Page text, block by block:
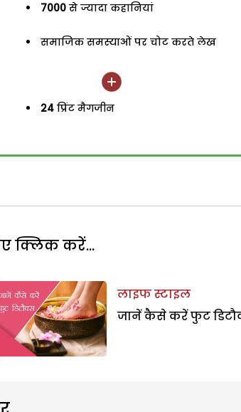
7000 से ज्यादा कहानियां
समाजिक समस्याओं पर चोट करते लेख
24 प्रिंट मैगजीन
क्लिक करें...
लाइफ स्टाइल
जानें कैसे करें फुट